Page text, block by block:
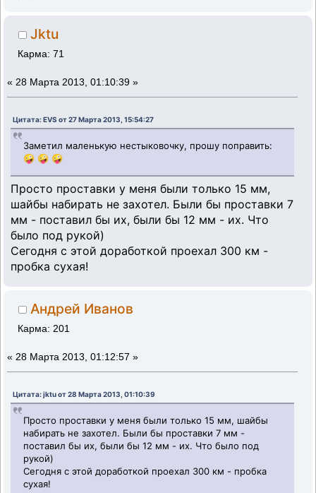
Jktu
Карма: 71
« 28 Марта 2013, 01:10:39 »
Цитата: EVS от 27 Марта 2013, 15:54:27
Заметил маленькую нестыковочку, прошу поправить:
🤪 🤪 🤪
Просто проставки у меня были только 15 мм,
шайбы набирать не захотел. Были бы проставки 7
мм - поставил бы их, были бы 12 мм - их. Что
было под рукой)
Сегодня с этой доработкой проехал 300 км -
пробка сухая!
Андрей Иванов
Карма: 201
« 28 Марта 2013, 01:12:57 »
Цитата: jktu от 28 Марта 2013, 01:10:39
Просто проставки у меня были только 15 мм, шайбы
набирать не захотел. Были бы проставки 7 мм -
поставил бы их, были бы 12 мм - их. Что было под
рукой)
Сегодня с этой доработкой проехал 300 км - пробка
сухая!